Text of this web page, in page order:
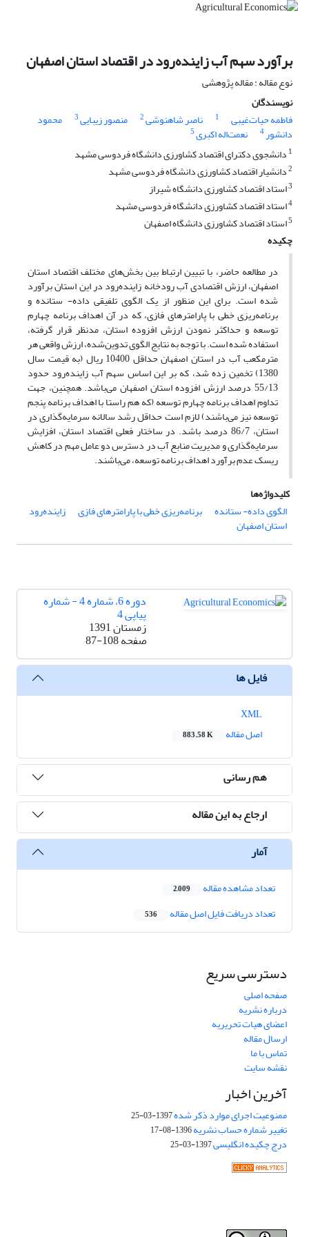
برآورد سهم آب زاینده‌رود در اقتصاد استان اصفهان
نوع مقاله : مقاله پژوهشی
نویسندگان
فاطمه حیات‌غیبی
1 ناصر شاهنوشی2 منصور زیبایی3 محمود
دانشور4 نعمت‌اله اکبری5
1 دانشجوی دکترای اقتصاد کشاورزی دانشگاه فردوسی مشهد
2دانشیار اقتصاد کشاورزی دانشگاه فردوسی مشهد
3استاد اقتصاد کشاورزی دانشگاه شیراز
4استاد اقتصاد کشاورزی دانشگاه فردوسی مشهد
5استاد اقتصاد کشاورزی دانشگاه اصفهان
چکیده
در مطالعه حاضر، با تبیین ارتباط بین بخش‌های مختلف اقتصاد استان
اصفهان، ارزش اقتصادی آب رودخانه زاینده‌رود در این استان برآورد
شده است. برای این منظور از یک الگوی تلفیقی داده- ستانده و
برنامه‌ریزی خطی با پارامترهای فازی، که در آن اهداف برنامه چهارم
توسعه و حداکثر نمودن ارزش افزوده استان، مدنظر قرار گرفته،
استفاده شده است. با توجه به نتایج الگوی تدوین‌شده، ارزش واقعی هر
مترمکعب آب در استان اصفهان حداقل 10400 ریال (به قیمت سال
1380) تخمین زده شد، که بر این اساس سهم آب زاینده‌رود حدود
55/13 درصد ارزش افزوده استان اصفهان می‌باشد. همچنین، جهت
تداوم اهداف برنامه چهارم توسعه (که هم راستا با اهداف برنامه پنجم
توسعه نیز می‌باشند) لازم است حداقل رشد سالانه سرمایه‌گذاری در
استان، 86/7 درصد باشد. در ساختار فعلی اقتصاد استان، افزایش
سرمایه‌گذاری و مدیریت منابع آب در دسترس دو عامل مهم در کاهش
ریسک عدم برآورد اهداف برنامه توسعه، می‌باشند.
کلیدواژه‌ها
الگوی داده- ستانده
برنامه‌ریزی خطی با پارامترهای فازی زاینده‌رود
استان اصفهان
دوره 6، شماره 4 - شماره
پیاپی 4
زمستان 1391
صفحه87-108
فایل ها
اصل مقاله
883.58 K
هم رسانی
ارجاع به این مقاله
آمار
تعداد مشاهده مقاله 2,009
تعداد دریافت فایل اصل مقاله 536
دسترسی سریع
صفحه اصلی
درباره نشریه
اعضای هیات تحریریه
ارسال مقاله
تماس با ما
نقشه سایت
آخرین اخبار
ممنوعیت اجرای موارد ذکر شده1397-03-25
تغییر شماره حساب نشریه1396-08-17
درج چکیده انگلیسی1397-03-25